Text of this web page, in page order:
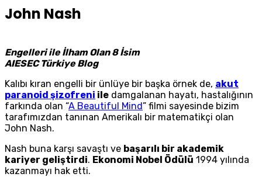
John Nash
Engelleri ile İlham Olan 8 İsim
AIESEC Türkiye Blog
Kalıbı kıran engelli bir ünlüye bir başka örnek de, akut
paranoid şizofreni ile damgalanan hayatı, hastalığının
farkında olan “A Beautiful Mind” filmi sayesinde bizim
tarafımızdan tanınan Amerikalı bir matematikçi olan
John Nash.
Nash buna karşı savaştı ve başarılı bir akademik
kariyer geliştirdi. Ekonomi Nobel Ödülü 1994 yılında
kazanmayı hak etti.